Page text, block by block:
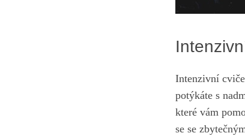
Intenzivní
potýkáte s
které vám
se se